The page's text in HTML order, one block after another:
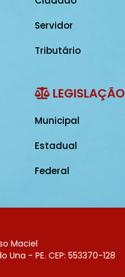
Servidor
Tributário
LEGISLAÇÃO
Municipal
Estadual
Federal
Maciel
Una - PE. CEP: 553370-128